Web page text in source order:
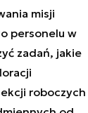
misji
personelu w
zadań, jakie
roboczych